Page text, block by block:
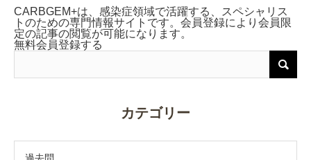
CARBGEM+は、感染症領域で活躍する、スペシャリス
トのための専門情報サイトです。会員登録により会員限
定の記事の閲覧が可能になります。
無料会員登録する
カテゴリー